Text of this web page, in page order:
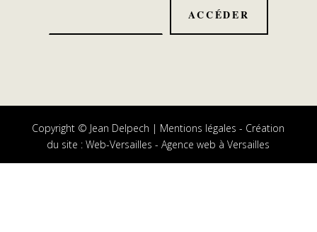
Copyright © Jean Delpech | Mentions légales - Création
du site :Web-Versailles - Agence web à Versailles